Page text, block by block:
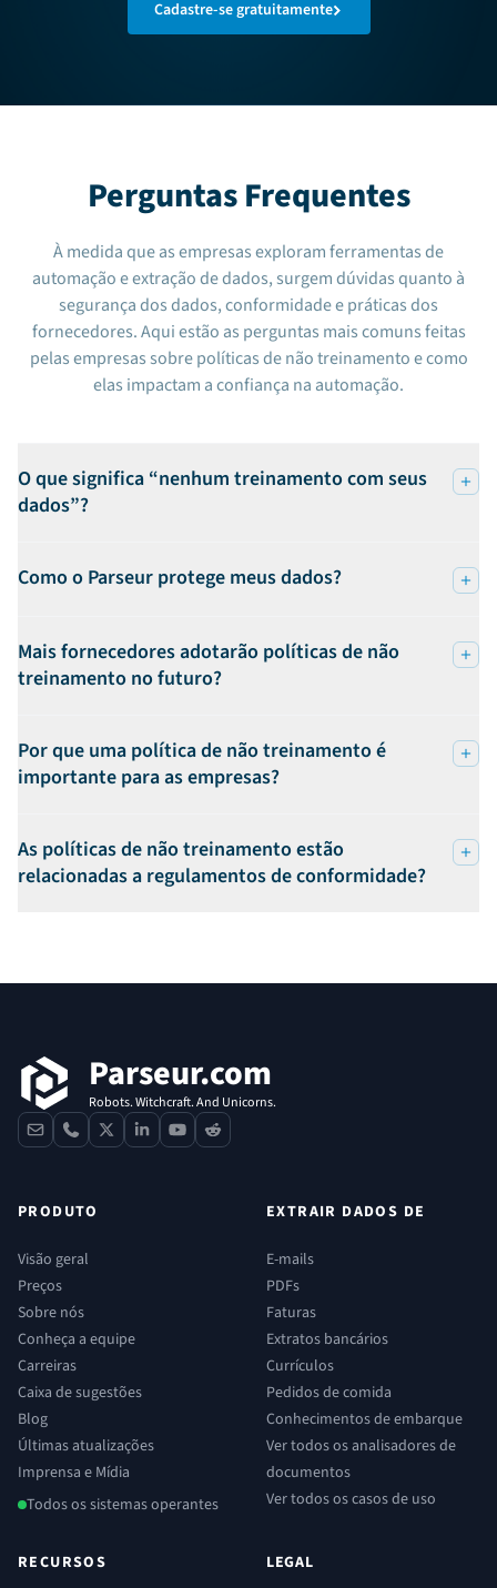
Cadastre-se gratuitamente
Perguntas Frequentes
À medida que as empresas exploram ferramentas de
automação e extração de dados, surgem dúvidas quanto à
segurança dos dados, conformidade e práticas dos
fornecedores. Aqui estão as perguntas mais comuns feitas
pelas empresas sobre políticas de não treinamento e como
elas impactam a confiança na automação.
O que significa “nenhum treinamento com seus
dados”?
Como o Parseur protege meus dados?
Mais fornecedores adotarão políticas de não
treinamento no futuro?
Por que uma política de não treinamento é
importante para as empresas?
As políticas de não treinamento estão
relacionadas a regulamentos de conformidade?
Parseur.com
Robots. Witchcraft. And Unicorns.
contactphone
x linkedinyoutube
reddit
PRODUTO
Visão geral
Preços
Sobre nós
Conheça a equipe
Carreiras
Caixa de sugestões
Blog
Últimas atualizações
Imprensa e Mídia
Todos os sistemas operantes
EXTRAIR DADOS DE
E-mails
PDFs
Faturas
Extratos bancários
Currículos
Pedidos de comida
Conhecimentos de embarque
Ver todos os analisadores de
documentos
Ver todos os casos de uso
RECURSOS LEGAL